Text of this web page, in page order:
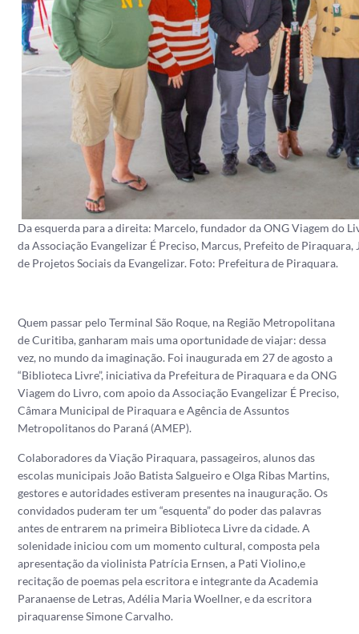
Da esquerda para a direita: Marcelo, fundador da ONG Viagem do
da Associação Evangelizar É Preciso, Marcus, Prefeito de Piraquara,
de Projetos Sociais da Evangelizar. Foto: Prefeitura de Piraquara.
Quem passar pelo Terminal São Roque, na Região Metropolitana
de Curitiba, ganharam mais uma oportunidade de viajar: dessa
vez, no mundo da imaginação. Foi inaugurada em 27 de agosto a
“Biblioteca Livre”, iniciativa da Prefeitura de Piraquara e da ONG
Viagem do Livro, com apoio da Associação Evangelizar É Preciso,
Câmara Municipal de Piraquara e Agência de Assuntos
Metropolitanos do Paraná (AMEP).
Colaboradores da Viação Piraquara, passageiros, alunos das
escolas municipais João Batista Salgueiro e Olga Ribas Martins,
gestores e autoridades estiveram presentes na inauguração. Os
convidados puderam ter um “esquenta” do poder das palavras
antes de entrarem na primeira Biblioteca Livre da cidade. A
solenidade iniciou com um momento cultural, composta pela
apresentação da violinista Patrícia Ernsen, a Pati Violino,e
recitação de poemas pela escritora e integrante da Academia
Paranaense de Letras, Adélia Maria Woellner, e da escritora
piraquarense Simone Carvalho.